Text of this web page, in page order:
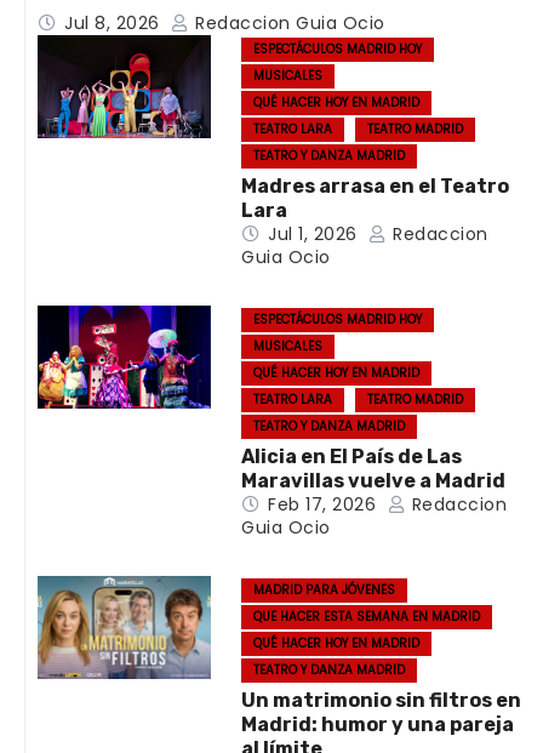
Jul 8, 2026 Redaccion Guia Ocio
ESPECTÁCULOS MADRID HOY
MUSICALES
QUÉ HACER HOY EN MADRID
TEATRO LARA
TEATRO MADRID
TEATRO Y DANZA MADRID
Madres arrasa en el Teatro
Lara
Jul 1, 2026
Redaccion
Guia Ocio
ESPECTÁCULOS MADRID HOY
MUSICALES
QUÉ HACER HOY EN MADRID
TEATRO LARA
TEATRO MADRID
TEATRO Y DANZA MADRID
Alicia en El País de Las
Maravillas vuelve a Madrid
Feb 17, 2026
Redaccion
Guia Ocio
MADRID PARA JÓVENES
QUE HACER ESTA SEMANA EN MADRID
QUÉ HACER HOY EN MADRID
TEATRO Y DANZA MADRID
Un matrimonio sin filtros en
Madrid: humor y una pareja